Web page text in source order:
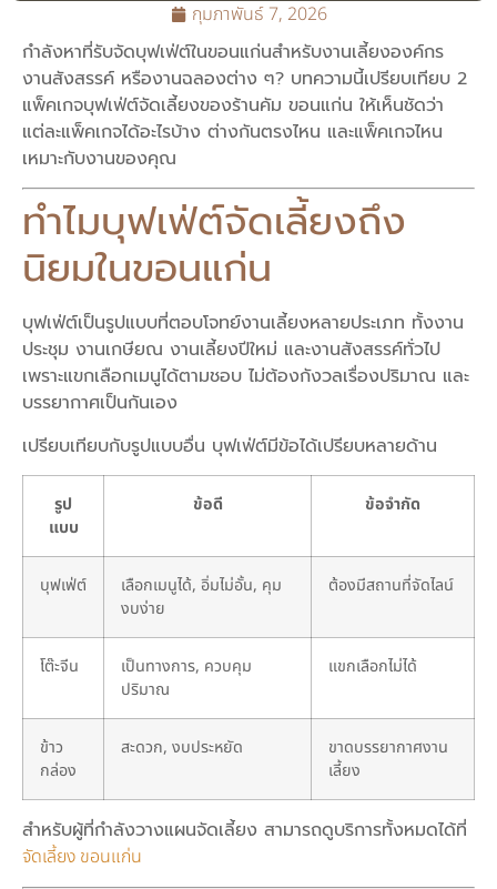
กุมภาพันธ์ 7, 2026
กำลังหาที่รับจัดบุฟเฟ่ต์ในขอนแก่นสำหรับงานเลี้ยงองค์กร
งานสังสรรค์ หรืองานฉลองต่าง ๆ? บทความนี้เปรียบเทียบ 2
แพ็คเกจบุฟเฟ่ต์จัดเลี้ยงของร้านคัม ขอนแก่น ให้เห็นชัดว่า
แต่ละแพ็คเกจได้อะไรบ้าง ต่างกันตรงไหน และแพ็คเกจไหน
เหมาะกับงานของคุณ
ทำไมบุฟเฟ่ต์จัดเลี้ยงถึง
นิยมในขอนแก่น
บุฟเฟ่ต์เป็นรูปแบบที่ตอบโจทย์งานเลี้ยงหลายประเภท ทั้งงาน
ประชุม งานเกษียณ งานเลี้ยงปีใหม่ และงานสังสรรค์ทั่วไป
เพราะแขกเลือกเมนูได้ตามชอบ ไม่ต้องกังวลเรื่องปริมาณ และ
บรรยากาศเป็นกันเอง
เปรียบเทียบกับรูปแบบอื่น บุฟเฟ่ต์มีข้อได้เปรียบหลายด้าน
รูป
แบบ
ข้อดี ข้อจำกัด
บุฟเฟ่ต์
เลือกเมนูได้, อิ่มไม่อั้น, คุม
งบง่าย
ต้องมีสถานที่จัดไลน์
โต๊ะจีน
เป็นทางการ, ควบคุม
ปริมาณ
แขกเลือกไม่ได้
ข้าว
กล่อง
สะดวก, งบประหยัด
ขาดบรรยากาศงาน
เลี้ยง
สำหรับผู้ที่กำลังวางแผนจัดเลี้ยง สามารถดูบริการทั้งหมดได้ที่
จัดเลี้ยง ขอนแก่น